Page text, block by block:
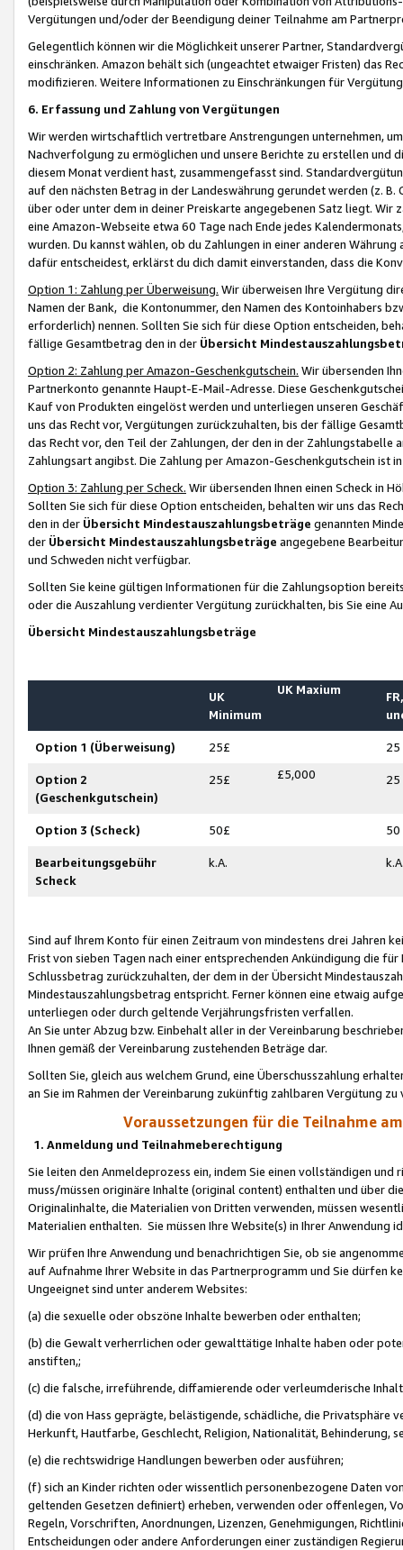
Vergütungen und/oder der Beendigung deiner Teilnahme am
Gelegentlich können wir die Möglichkeit unserer Partner,
einschränken. Amazon behält sich (ungeachtet etwaiger Fristen) das
modifizieren. Weitere Informationen zu Einschränkungen für
6. Erfassung und Zahlung von Vergütungen
Wir werden wirtschaftlich vertretbare Anstrengungen unternehmen,
Nachverfolgung zu ermöglichen und unsere Berichte zu erstellen und
diesem Monat verdient hast, zusammengefasst sind.
auf den nächsten Betrag in der Landeswährung gerundet werden (z.
über oder unter dem in deiner Preiskarte angegebenen Satz liegt.
eine Amazon-Webseite etwa 60 Tage nach Ende jedes
wurden. Du kannst wählen, ob du Zahlungen in einer anderen
dafür entscheidest, erklärst du dich damit einverstanden, dass die
Option 1: Zahlung per Überweisung. Wir überweisen Ihre Vergütung
Namen der Bank, die Kontonummer, den Namen des Kontoinhabers
erforderlich) nennen. Sollten Sie sich für diese Option entscheiden,
fällige Gesamtbetrag den in der Übersicht
Option 2: Zahlung per Amazon-Geschenkgutschein. Wir übersenden
Partnerkonto genannte Haupt-E-Mail-Adresse. Diese
Kauf von Produkten eingelöst werden und unterliegen unseren
uns das Recht vor, Vergütungen zurückzuhalten, bis der fällige
das Recht vor, den Teil der Zahlungen, der den in der
Zahlungsart angibst. Die Zahlung per Amazon-Geschenkgutschein ist
Option 3: Zahlung per Scheck. Wir übersenden Ihnen einen Scheck in
Sollten Sie sich für diese Option entscheiden, behalten wir uns das
den in der Übersicht Mindestauszahlungsbeträge genannten
der Übersicht Mindestauszahlungsbeträge angegebene
und Schweden nicht verfügbar.
Sollten Sie keine gültigen Informationen für die Zahlungsoption
oder die Auszahlung verdienter Vergütung zurückhalten, bis Sie
Übersicht Mindestauszahlungsbeträge
UK
Minimum
UK Maxium
Option 1 (Überweisung) 25£ 25
Option 2
(Geschenkgutschein)
25£ £5,000 25
Option 3 (Scheck) 50£ 50
Bearbeitungsgebühr
Scheck
k.A.
Sind auf Ihrem Konto für einen Zeitraum von mindestens drei Jahren
Frist von sieben Tagen nach einer entsprechenden Ankündigung die
Schlussbetrag zurückzuhalten, der dem in der Übersicht
Mindestauszahlungsbetrag entspricht. Ferner können eine etwaig
unterliegen oder durch geltende Verjährungsfristen verfallen.
An Sie unter Abzug bzw. Einbehalt aller in der Vereinbarung
Ihnen gemäß der Vereinbarung zustehenden Beträge dar.
Sollten Sie, gleich aus welchem Grund, eine Überschusszahlung
an Sie im Rahmen der Vereinbarung zukünftig zahlbaren Vergütung zu
Voraussetzungen für die Teilnahme
1. Anmeldung und Teilnahmeberechtigung
Sie leiten den Anmeldeprozess ein, indem Sie einen vollständigen
muss/müssen originäre Inhalte (original content) enthalten und über
Originalinhalte, die Materialien von Dritten verwenden, müssen
Materialien enthalten. Sie müssen Ihre Website(s) in Ihrer Anwendung
Wir prüfen Ihre Anwendung und benachrichtigen Sie, ob sie
auf Aufnahme Ihrer Website in das Partnerprogramm und Sie dürfen
Ungeeignet sind unter anderem Websites:
(a) die sexuelle oder obszöne Inhalte bewerben oder enthalten;
(b) die Gewalt verherrlichen oder gewalttätige Inhalte haben oder
anstiften,;
(c) die falsche, irreführende, diffamierende oder verleumderische
(d) die von Hass geprägte, belästigende, schädliche, die Privatsphäre
Herkunft, Hautfarbe, Geschlecht, Religion, Nationalität, Behinderung,
(e) die rechtswidrige Handlungen bewerben oder ausführen;
(f) sich an Kinder richten oder wissentlich personenbezogene Daten
geltenden Gesetzen definiert) erheben, verwenden oder offenlegen,
Regeln, Vorschriften, Anordnungen, Lizenzen, Genehmigungen,
Entscheidungen oder andere Anforderungen einer zuständigen